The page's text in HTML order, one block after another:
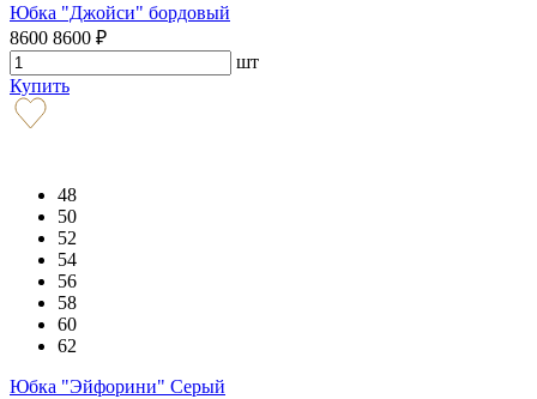
Юбка "Джойси" бордовый
8600 8600 ₽
шт
Купить
48
50
52
54
56
58
60
62
Юбка "Эйфорини" Серый